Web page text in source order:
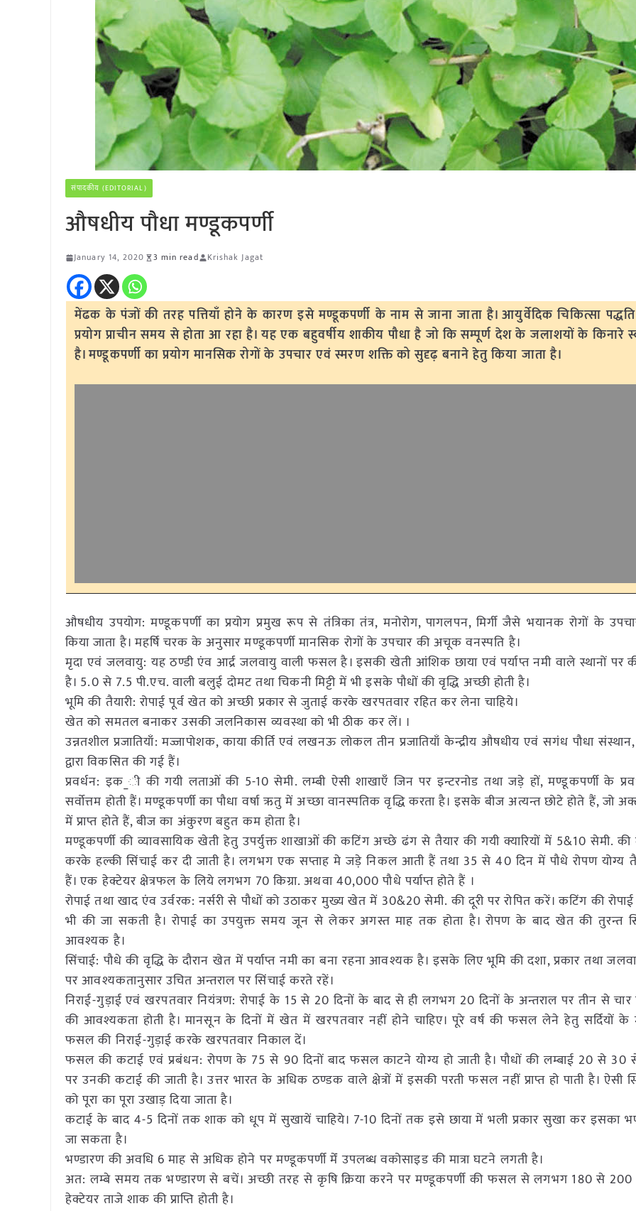
संपादकीय (EDITORIAL)
औषधीय पौधा मण्डूकपर्णी
January 14, 2020 3 min read Krishak Jagat
मेंढक के पंजों की तरह पत्तियाँ होने के कारण इसे मण्डूकपर्णी के नाम से जाना जाता है। आयुर्वेदिक चिकित्सा
प्रयोग प्राचीन समय से होता आ रहा है। यह एक बहुवर्षीय शाकीय पौधा है जो कि सम्पूर्ण देश के जलाशयों के किनारे
है। मण्डूकपर्णी का प्रयोग मानसिक रोगों के उपचार एवं स्मरण शक्ति को सुदृढ़ बनाने हेतु किया जाता है।
औषधीय उपयोग: मण्डूकपर्णी का प्रयोग प्रमुख रूप से तंत्रिका तंत्र, मनोरोग, पागलपन, मिर्गी जैसे भयानक रोगों के
किया जाता है। महर्षि चरक के अनुसार मण्डूकपर्णी मानसिक रोगों के उपचार की अचूक वनस्पति है।
मृदा एवं जलवायु: यह ठण्डी एंव आर्द्र जलवायु वाली फसल है। इसकी खेती आंशिक छाया एवं पर्याप्त नमी वाले स्थानों पर
है। 5.0 से 7.5 पी.एच. वाली बलुई दोमट तथा चिकनी मिट्टी में भी इसके पौधों की वृद्धि अच्छी होती है।
भूमि की तैयारी: रोपाई पूर्व खेत को अच्छी प्रकार से जुताई करके खरपतवार रहित कर लेना चाहिये।
खेत को समतल बनाकर उसकी जलनिकास व्यवस्था को भी ठीक कर लें। ।
उन्नतशील प्रजातियाँ: मज्जापोशक, काया कीर्ति एवं लखनऊ लोकल तीन प्रजातियाँ केन्द्रीय औषधीय एवं सगंध पौधा
द्वारा विकसित की गई हैं।
प्रवर्धन: इक_ी की गयी लताओं की 5-10 सेमी. लम्बी ऐसी शाखाएँ जिन पर इन्टरनोड तथा जड़े हों, मण्डूकपर्णी के
सर्वोत्तम होती हैं। मण्डूकपर्णी का पौधा वर्षा ऋतु में अच्छा वानस्पतिक वृद्धि करता है। इसके बीज अत्यन्त छोटे होते हैं, जो
में प्राप्त होते हैं, बीज का अंकुरण बहुत कम होता है।
मण्डूकपर्णी की व्यावसायिक खेती हेतु उपर्युक्त शाखाओं की कटिंग अच्छे ढंग से तैयार की गयी क्यारियों में 5&10 सेमी. की
करके हल्की सिंचाई कर दी जाती है। लगभग एक सप्ताह मे जड़े निकल आती हैं तथा 35 से 40 दिन में पौधे रोपण योग्य
हैं। एक हेक्टेयर क्षेत्रफल के लिये लगभग 70 किग्रा. अथवा 40,000 पौधे पर्याप्त होते हैं ।
रोपाई तथा खाद एंव उर्वरक: नर्सरी से पौधों को उठाकर मुख्य खेत में 30&20 सेमी. की दूरी पर रोपित करें। कटिंग की
भी की जा सकती है। रोपाई का उपयुक्त समय जून से लेकर अगस्त माह तक होता है। रोपण के बाद खेत की तुरन्त
आवश्यक है।
सिंचाई: पौधे की वृद्धि के दौरान खेत में पर्याप्त नमी का बना रहना आवश्यक है। इसके लिए भूमि की दशा, प्रकार तथा
पर आवश्यकतानुसार उचित अन्तराल पर सिंचाई करते रहें।
निराई-गुड़ाई एवं खरपतवार नियंत्रण: रोपाई के 15 से 20 दिनों के बाद से ही लगभग 20 दिनों के अन्तराल पर तीन से चार
की आवश्यकता होती है। मानसून के दिनों में खेत में खरपतवार नहीं होने चाहिए। पूरे वर्ष की फसल लेने हेतु सर्दियों के
फसल की निराई-गुड़ाई करके खरपतवार निकाल दें।
फसल की कटाई एवं प्रबंधन: रोपण के 75 से 90 दिनों बाद फसल काटने योग्य हो जाती है। पौधों की लम्बाई 20 से 30
पर उनकी कटाई की जाती है। उत्तर भारत के अधिक ठण्डक वाले क्षेत्रों में इसकी परती फसल नहीं प्राप्त हो पाती है। ऐसी
को पूरा का पूरा उखाड़ दिया जाता है।
कटाई के बाद 4-5 दिनों तक शाक को धूप में सुखायें चाहिये। 7-10 दिनों तक इसे छाया में भली प्रकार सुखा कर इसका
जा सकता है।
भण्डारण की अवधि 6 माह से अधिक होने पर मण्डूकपर्णी मेंं उपलब्ध वकोसाइड की मात्रा घटने लगती है।
अत: लम्बे समय तक भण्डारण से बचें। अच्छी तरह से कृषि क्रिया करने पर मण्डूकपर्णी की फसल से लगभग 180 से 200
हेक्टेयर ताजे शाक की प्राप्ति होती है।